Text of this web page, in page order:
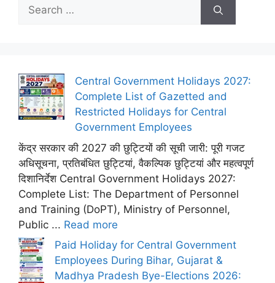
Search
for:
Central Government Holidays 2027:
Complete List of Gazetted and
Restricted Holidays for Central
Government Employees
केंद्र सरकार की 2027 की छुट्टियों की सूची जारी: पूरी गजट
अधिसूचना, प्रतिबंधित छुट्टियां, वैकल्पिक छुट्टियां और महत्वपूर्ण
दिशानिर्देश Central Government Holidays 2027:
Complete List: The Department of Personnel
and Training (DoPT), Ministry of Personnel,
Public ... Read more
Paid Holiday for Central Government
Employees During Bihar, Gujarat &
Madhya Pradesh Bye-Elections 2026: